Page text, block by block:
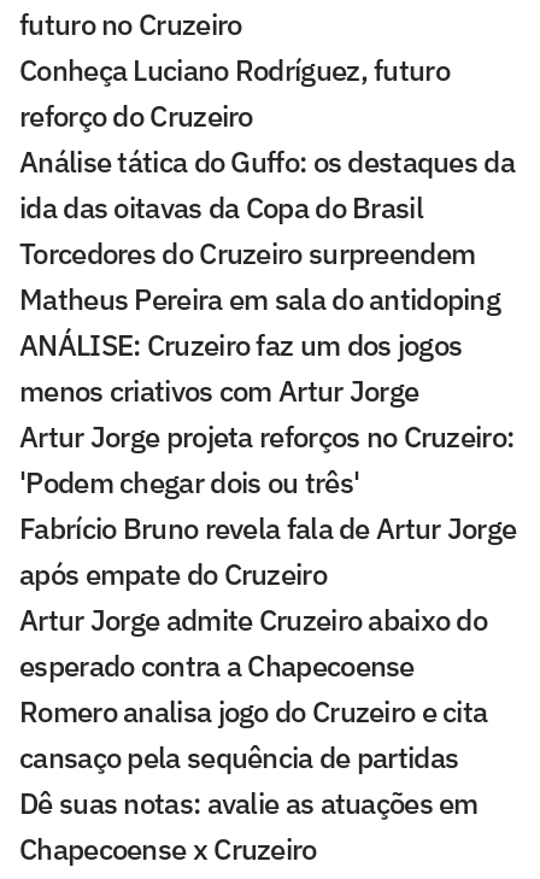
futuro no Cruzeiro
Conheça Luciano Rodríguez, futuro
reforço do Cruzeiro
Análise tática do Guffo: os destaques da
ida das oitavas da Copa do Brasil
Torcedores do Cruzeiro surpreendem
Matheus Pereira em sala do antidoping
ANÁLISE: Cruzeiro faz um dos jogos
menos criativos com Artur Jorge
Artur Jorge projeta reforços no Cruzeiro:
'Podem chegar dois ou três'
Fabrício Bruno revela fala de Artur Jorge
após empate do Cruzeiro
Artur Jorge admite Cruzeiro abaixo do
esperado contra a Chapecoense
Romero analisa jogo do Cruzeiro e cita
cansaço pela sequência de partidas
Dê suas notas: avalie as atuações em
Chapecoense x Cruzeiro